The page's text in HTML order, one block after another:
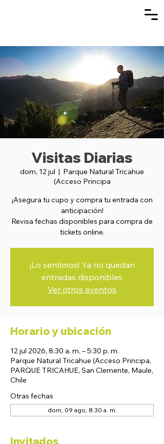
Visitas Diarias
dom, 12 jul
  |
Parque Natural Tricahue
(Acceso Principa
¡Asegura tu cupo y compra tu entrada con
anticipación!
Revisa fechas disponibles para compra de
tickets online.
¡Lo sentimos! Ya no quedan
entradas disponibles
Ver otros eventos
Horario y ubicación
12 jul 2026, 8:30 a. m. – 5:30 p. m.
Parque Natural Tricahue (Acceso Principa,
PARQUE TRICAHUE, San Clemente, Maule,
Chile
Otras fechas
dom, 09 ago, 8:30 a. m.
Invitados